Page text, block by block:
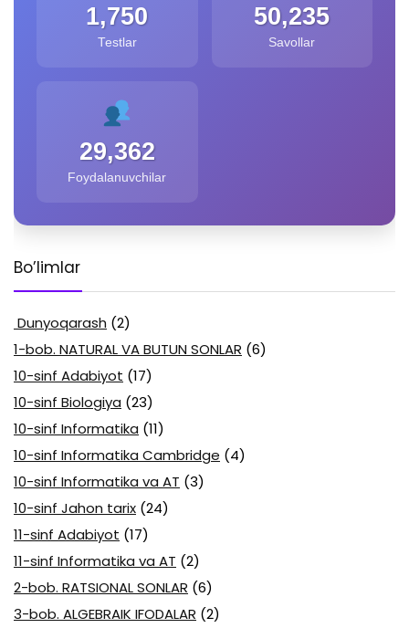
1,750
Testlar
50,235
Savollar
29,362
Foydalanuvchilar
Bo’limlar
Dunyoqarash (2)
1-bob. NATURAL VA BUTUN SONLAR (6)
10-sinf Adabiyot (17)
10-sinf Biologiya (23)
10-sinf Informatika (11)
10-sinf Informatika Cambridge (4)
10-sinf Informatika va AT (3)
10-sinf Jahon tarix (24)
11-sinf Adabiyot (17)
11-sinf Informatika va AT (2)
2-bob. RATSIONAL SONLAR (6)
3-bob. ALGEBRAIK IFODALAR (2)